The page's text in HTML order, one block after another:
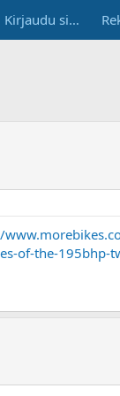
Kirjaudu sisään
of-the-195bhp-